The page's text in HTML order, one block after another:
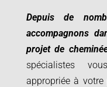
Depuis de
accompagnons
projet de
spécialistes
appropriée à votre